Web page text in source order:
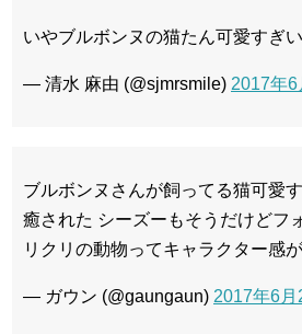
いやブルボンヌの猫たん可愛すぎ
— 清水 麻由 (@sjmrsmile) 2017年6
ブルボンヌさんが飼ってる猫可愛
癒された シーズーもそうだけどフ
リクリの動物ってキャラクター感
— ガウン (@gaungaun) 2017年6月